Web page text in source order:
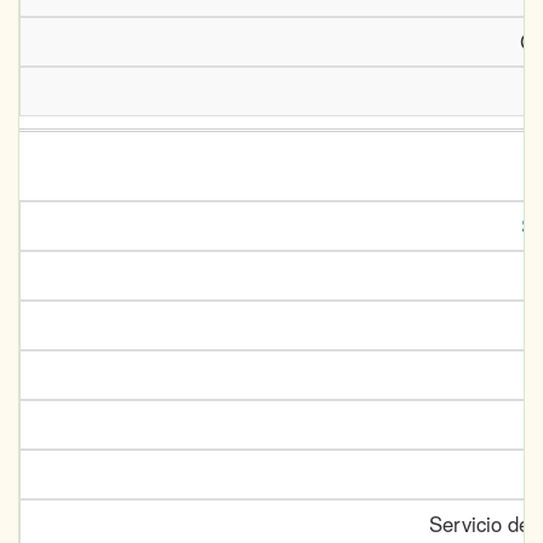
Servicio de